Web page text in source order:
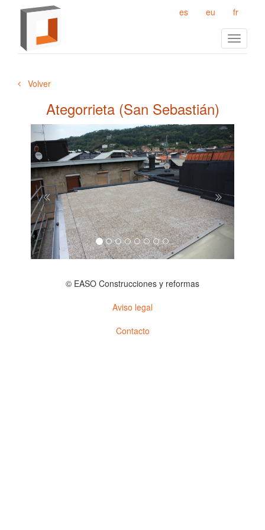
fr
eu
es
Toggle
Volver
Ategorrieta (San Sebastián)
Previous Next
© EASO Construcciones y reformas
Aviso legal
Contacto